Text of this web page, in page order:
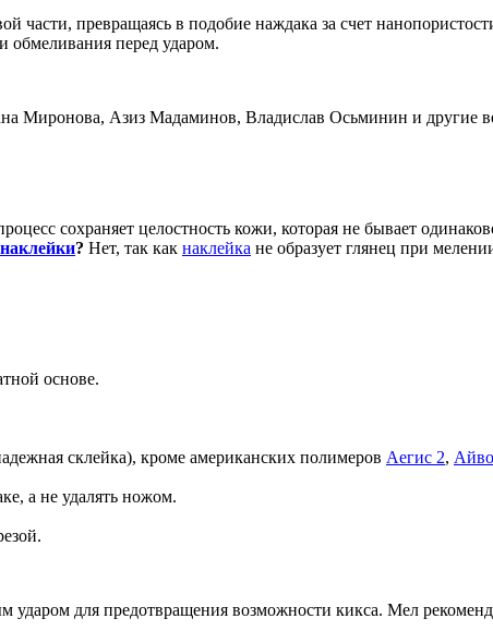
части, превращаясь в подобие наждака за счет
обмеливания перед ударом.
Миронова, Азиз Мадаминов, Владислав Осьминин и другие
сохраняет целостность кожи, которая не бывает
наклейки? Нет, так как наклейка не образует глянец при
основе.
склейка), кроме американских полимеров Аегис 2,
а не удалять ножом.
ударом для предотвращения возможности кикса. Мел